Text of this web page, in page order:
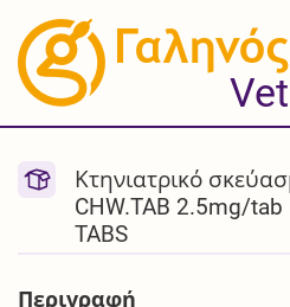
Vet
Κτηνιατρικό
CHW.TAB 2.5mg/tab
TABS
Περιγραφή